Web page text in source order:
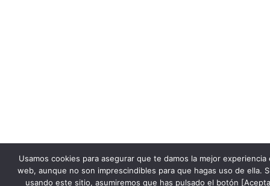
Usamos cookies para asegurar que te damos la mejor experiencia
web, aunque no son imprescindibles para que hagas uso de ella.
usando este sitio, asumiremos que has pulsado el botón